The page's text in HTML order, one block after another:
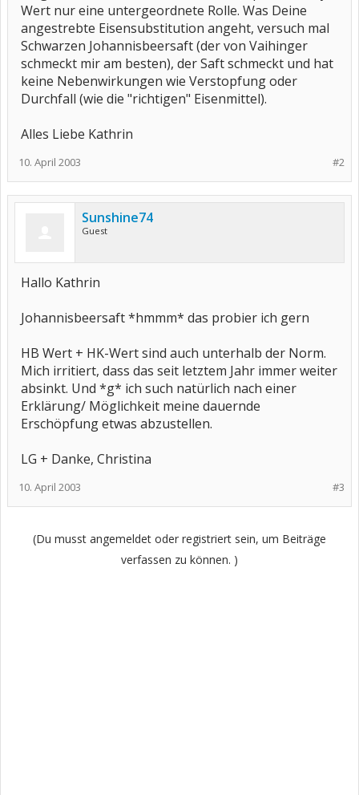
Wert nur eine untergeordnete Rolle. Was Deine
angestrebte Eisensubstitution angeht, versuch mal
Schwarzen Johannisbeersaft (der von Vaihinger
schmeckt mir am besten), der Saft schmeckt und hat
keine Nebenwirkungen wie Verstopfung oder
Durchfall (wie die "richtigen" Eisenmittel).
Alles Liebe Kathrin
#2
10. April 2003
Sunshine74
Guest
Hallo Kathrin
Johannisbeersaft *hmmm* das probier ich gern
HB Wert + HK-Wert sind auch unterhalb der Norm.
Mich irritiert, dass das seit letztem Jahr immer weiter
absinkt. Und *g* ich such natürlich nach einer
Erklärung/ Möglichkeit meine dauernde
Erschöpfung etwas abzustellen.
LG + Danke, Christina
#3
10. April 2003
(Du musst angemeldet oder registriert sein, um Beiträge
verfassen zu können. )